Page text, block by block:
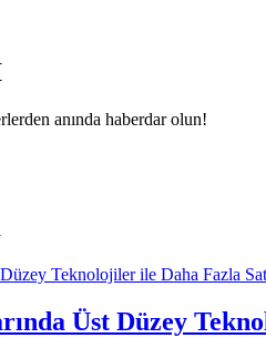
anında haberdar olun!
Üst Düzey